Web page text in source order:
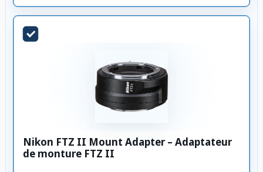
Nikon FTZ II Mount Adapter – Adaptateur
de monture FTZ II